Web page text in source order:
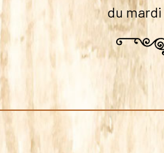
du